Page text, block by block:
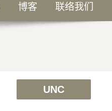
博客 联络我们
UNC